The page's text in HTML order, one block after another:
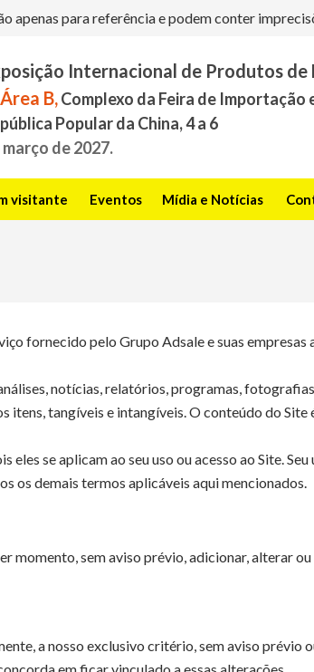
apenas para referência e podem conter
Internacional de Produtos de
Área B,Complexo da Feira de Importação
Popular da China, 4 a 6
março de 2027.
visitante Eventos Mídia e Notícias
fornecido pelo Grupo Adsale e suas
notícias, relatórios, programas,
itens, tangíveis e intangíveis. O conteúdo do
se aplicam ao seu uso ou acesso ao Site.
os demais termos aplicáveis ​​aqui mencionados.
momento, sem aviso prévio, adicionar, alterar
a nosso exclusivo critério, sem aviso prévio